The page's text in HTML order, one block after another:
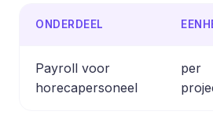
ONDERDEEL
Payroll voor
horecapersoneel
per